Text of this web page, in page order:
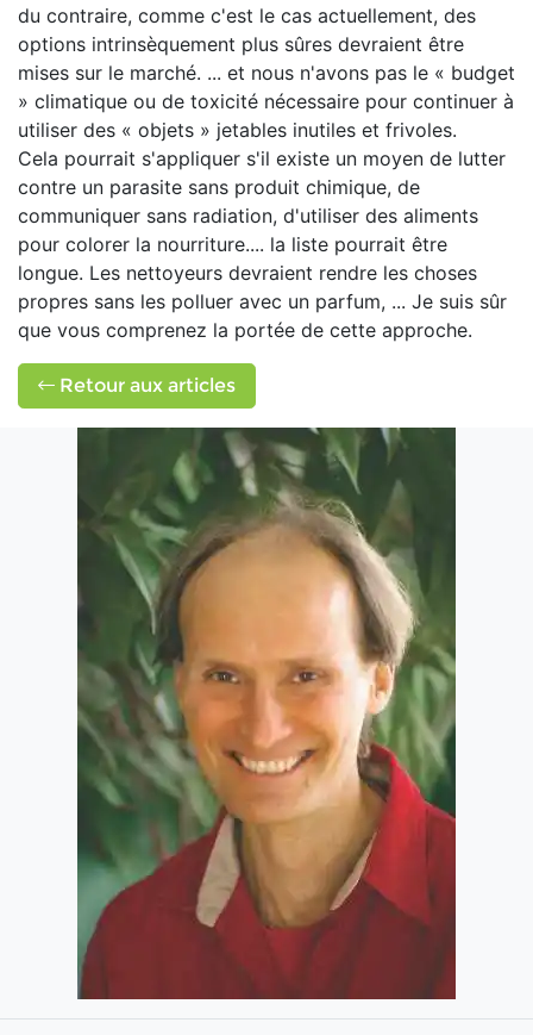
du contraire, comme c'est le cas actuellement, des
options intrinsèquement plus sûres devraient être
mises sur le marché. ... et nous n'avons pas le « budget
» climatique ou de toxicité nécessaire pour continuer à
utiliser des « objets » jetables inutiles et frivoles.
Cela pourrait s'appliquer s'il existe un moyen de lutter
contre un parasite sans produit chimique, de
communiquer sans radiation, d'utiliser des aliments
pour colorer la nourriture.... la liste pourrait être
longue. Les nettoyeurs devraient rendre les choses
propres sans les polluer avec un parfum, ... Je suis sûr
que vous comprenez la portée de cette approche.
Retour aux articles